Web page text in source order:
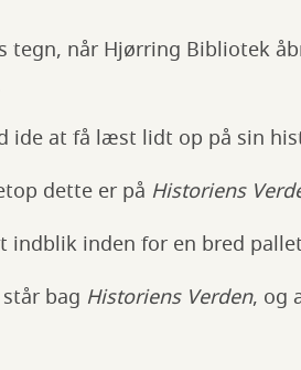
tegn, når Hjørring Bibliotek
ide at få læst lidt op på sin
dette er på Historiens
inden for en bred
bag Historiens Verden, og